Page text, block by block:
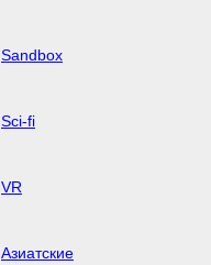
Sandbox
Sci-fi
VR
Азиатские